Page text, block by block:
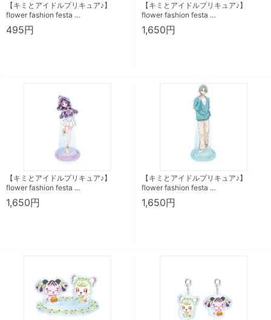
【キミとアイドルプリキュア♪】
flower fashion festa …
495円
【キミとアイドルプリキュア♪】
flower fashion festa …
1,650円
【キミとアイドルプリキュア♪】
flower fashion festa …
1,650円
【キミとアイドルプリキュア♪】
flower fashion festa …
1,650円